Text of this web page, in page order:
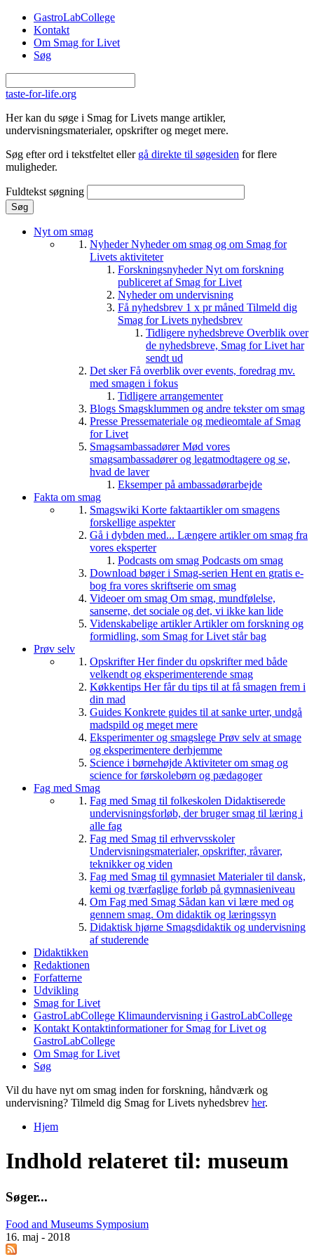
Gå til hovedindhold
GastroLabCollege
Kontakt
Om Smag for Livet
Søg
taste-for-life.org
Her kan du søge i Smag for Livets mange artikler,
undervisningsmaterialer, opskrifter og meget mere.
Søg efter ord i tekstfeltet eller gå direkte til søgesiden for flere
muligheder.
Fuldtekst søgning
Nyt om smag
NyhederNyheder om smag og om Smag for
Livets aktiviteter
ForskningsnyhederNyt om forskning
publiceret af Smag for Livet
Nyheder om undervisning
Få nyhedsbrev 1 x pr måned Tilmeld dig
Smag for Livets nyhedsbrev
Tidligere nyhedsbreve Overblik over
de nyhedsbreve, Smag for Livet har
sendt ud
Det skerFå overblik over events, foredrag mv.
med smagen i fokus
Tidligere arrangementer
Blogs Smagsklummen og andre tekster om smag
Presse Pressemateriale og medieomtale af Smag
for Livet
SmagsambassadørerMød vores
smagsambassadører og legatmodtagere og se,
hvad de laver
Eksemper på ambassadørarbejde
Fakta om smag
Smagswiki Korte faktaartikler om smagens
forskellige aspekter
Gå i dybden med... Længere artikler om smag fra
vores eksperter
Podcasts om smag Podcasts om smag
Download bøger i Smag-serien Hent en gratis e-
bog fra vores skriftserie om smag
Videoer om smag Om smag, mundfølelse,
sanserne, det sociale og det, vi ikke kan lide
Videnskabelige artiklerArtikler om forskning og
formidling, som Smag for Livet står bag
Prøv selv
OpskrifterHer finder du opskrifter med både
velkendt og eksperimenterende smag
Køkkentips Her får du tips til at få smagen frem i
din mad
Guides Konkrete guides til at sanke urter, undgå
madspild og meget mere
Eksperimenter og smagslege Prøv selv at smage
og eksperimentere derhjemme
Science i børnehøjde Aktiviteter om smag og
science for førskolebørn og pædagoger
Fag med Smag
Fag med Smag til folkeskolen Didaktiserede
undervisningsforløb, der bruger smag til læring i
alle fag
Fag med Smag til erhvervsskoler
Undervisningsmaterialer, opskrifter, råvarer,
teknikker og viden
Fag med Smag til gymnasiet Materialer til dansk,
kemi og tværfaglige forløb på gymnasieniveau
Om Fag med Smag Sådan kan vi lære med og
gennem smag. Om didaktik og læringssyn
Didaktisk hjørne Smagsdidaktik og undervisning
af studerende
Didaktikken
Redaktionen
Forfatterne
Udvikling
Smag for Livet
GastroLabCollege Klimaundervisning i GastroLabCollege
Kontakt Kontaktinformationer for Smag for Livet og
GastroLabCollege
Om Smag for Livet
Søg
Vil du have nyt om smag inden for forskning, håndværk og
undervisning? Tilmeld dig Smag for Livets nyhedsbrev her.
Hjem
Indhold relateret til: museum
Søger...
Food and Museums Symposium
16. maj - 2018